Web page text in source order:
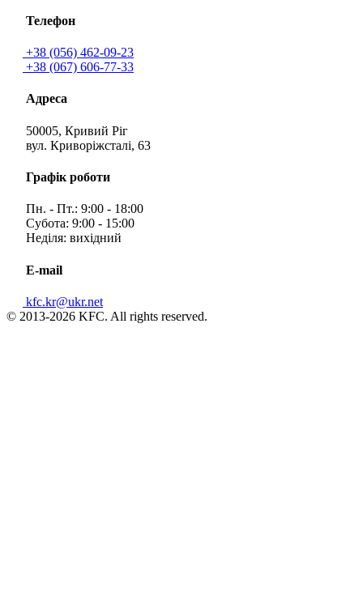
Телефон
+38 (056) 462-09-23
+38 (067) 606-77-33
Адреса
50005, Кривий Ріг
вул. Криворіжсталі, 63
Графік роботи
Пн. - Пт.: 9:00 - 18:00
Субота: 9:00 - 15:00
Неділя: вихідний
E-mail
kfc.kr@ukr.net
© 2013-2026 KFC. All rights reserved.